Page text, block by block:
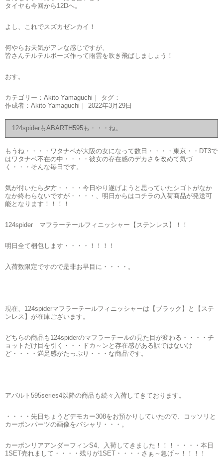
タイヤも今回から12Dへ。
よし、これでスズカゼンカイ！
何やらお天気がアレな感じですが、
皆さんテルテルボーズ作って雨雲を吹き飛ばしましょう！
おす。
カテゴリー： Akito Yamaguchi ｜ タグ：
作成者：Akito Yamaguchi｜ 2022年3月29日
124spiderもABARTH595も・・・ね。
もうね・・・・ワタナベが大阪の女になって数日・・・・東京・・DT3で
はワタナベ不在の中・・・・彼女の存在感のデカさを改めて気づ
く・・・そんな毎日です。
気が付いたら夕方・・・・今日やり遂げようと思っていたシゴトがなか
なか終わらないですが・・・・、明日からはコチラの入荷商品が発送可
能となります！！！！
124spider マフラーテールフィニッシャー【ステンレス】！！
明日全て梱包します・・・・！！！！
入荷数限定ですので是非お早目に・・・・。
現在、124spiderマフラーテールフィニッシャーは【ブラック】と【ステ
ンレス】が在庫ございます。
どちらの商品も124spiderのマフラーテールの見た目が変わる・・・・チ
ョットだけ目を引く・・・ドカ～ンと存在感がある訳ではないけ
ど・・・・満足感がたっぷり・・・な商品です。
アバルト595series4以降の商品も続々入荷してきております。
・・・・先日ちょうどデモカー308をお預かりしていたので、コッソリと
カーボンパーツの画像をパシャリ・・・。
カーボンリアアンダーフィンS4、入荷してきました！！！・・・・本日
1SET売れまして・・・・残りが1SET・・・・さぁ～急げ～！！！！